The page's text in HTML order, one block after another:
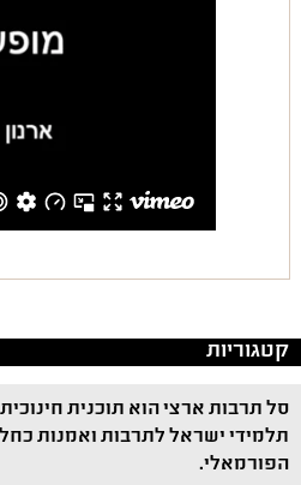
קטגוריות
סל תרבות ארצי הוא תוכנית
תלמידי ישראל לתרבות ואמנות
הפורמאלי.